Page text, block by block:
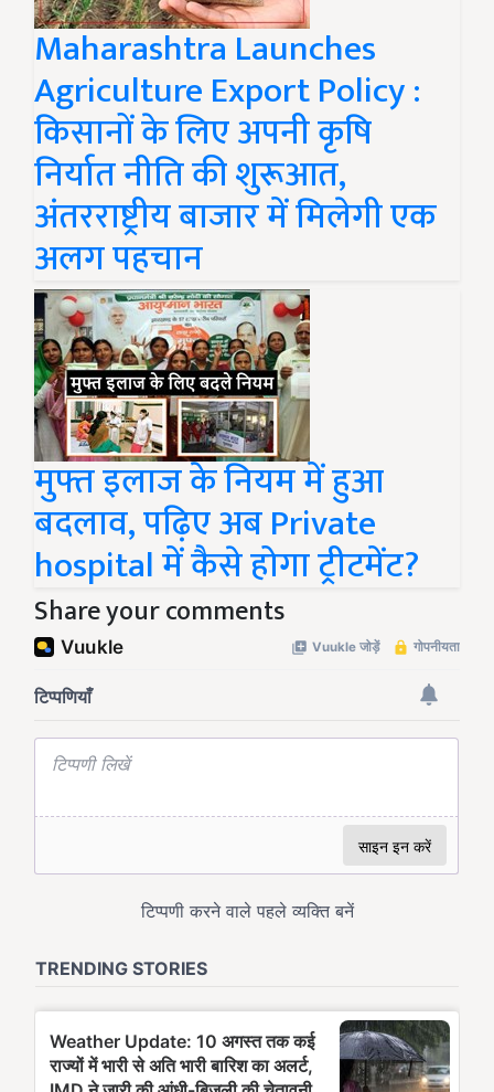
Maharashtra Launches
Agriculture Export Policy :
किसानों के लिए अपनी कृषि
निर्यात नीति की शुरूआत,
अंतरराष्ट्रीय बाजार में मिलेगी एक
अलग पहचान
मुफ्त इलाज के नियम में हुआ
बदलाव, पढ़िए अब Private
hospital में कैसे होगा ट्रीटमेंट?
Share your comments